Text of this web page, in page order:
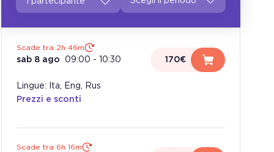
Scade tra 2h 46m
sab 8 ago 09:00 - 10:30 170€
Lingue: Ita, Eng, Rus
Prezzi e sconti
Scade tra 6h 16m